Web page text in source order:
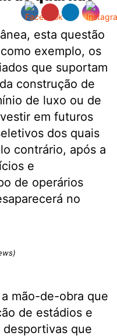
esta questão
exemplo, os
que suportam
construção de
de luxo ou de
em futuros
dos quais
contrário, após a
e
de operários
no
mão-de-obra que
de estádios e
que